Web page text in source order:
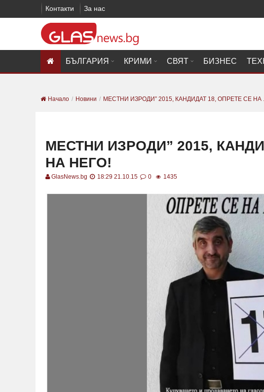
Контакти За нас
БЪЛГАРИЯ КРИМИ СВЯТ БИЗНЕС
Начало Новини МЕСТНИ ИЗРОДИ” 2015, КАНДИДАТ 18, ОПРЕТЕ СЕ НА
МЕСТНИ ИЗРОДИ” 2015,
НА НЕГО!
GlasNews.bg 18:29 21.10.15 0 1435